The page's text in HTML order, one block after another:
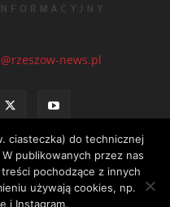
news.pl
Regulamin portalu
ciasteczka) do technicznej
publikowanych przez nas
treści pochodzące z innych
używają cookies, np.
i Instagram.